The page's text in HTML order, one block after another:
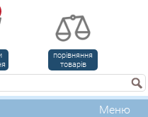
порівняння
товарів
Меню